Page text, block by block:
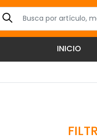
INICIO